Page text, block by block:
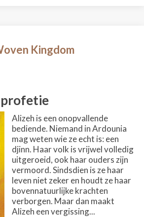
Kingdom
profetie
Alizeh is een onopvallende
bediende. Niemand in Ardounia
mag weten wie ze echt is: een
djinn. Haar volk is vrijwel volledig
uitgeroeid, ook haar ouders zijn
vermoord. Sindsdien is ze haar
leven niet zeker en houdt ze haar
bovennatuurlijke krachten
verborgen. Maar dan maakt
Alizeh een vergissing...